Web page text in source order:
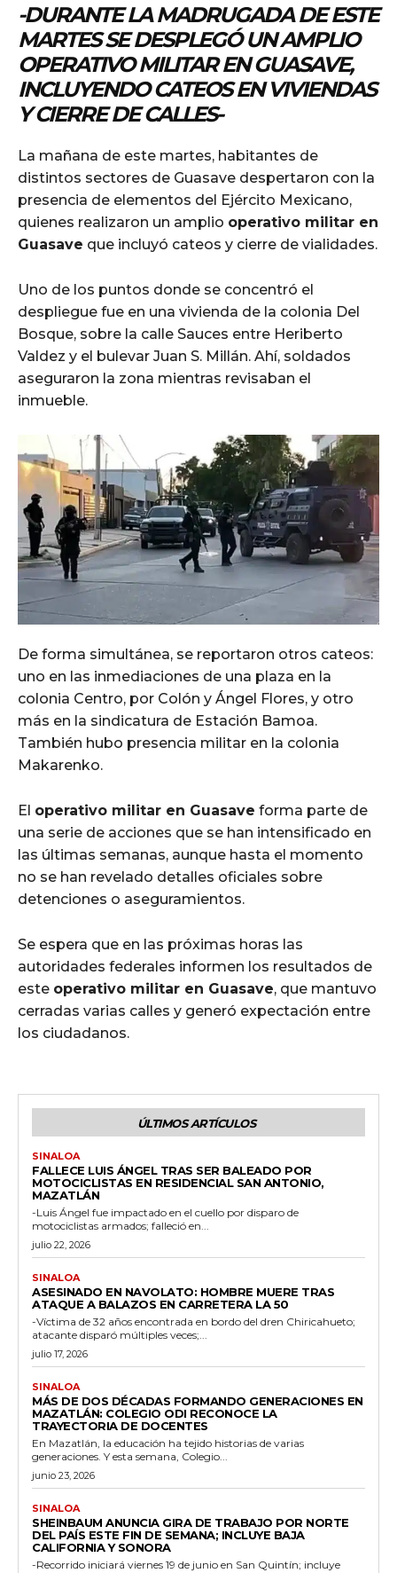
-DURANTE LA MADRUGADA DE ESTE
MARTES SE DESPLEGÓ UN AMPLIO
OPERATIVO MILITAR EN GUASAVE,
INCLUYENDO CATEOS EN VIVIENDAS
Y CIERRE DE CALLES-
La mañana de este martes, habitantes de
distintos sectores de Guasave despertaron con la
presencia de elementos del Ejército Mexicano,
quienes realizaron un amplio operativo militar en
Guasave que incluyó cateos y cierre de vialidades.
Uno de los puntos donde se concentró el
despliegue fue en una vivienda de la colonia Del
Bosque, sobre la calle Sauces entre Heriberto
Valdez y el bulevar Juan S. Millán. Ahí, soldados
aseguraron la zona mientras revisaban el
inmueble.
De forma simultánea, se reportaron otros cateos:
uno en las inmediaciones de una plaza en la
colonia Centro, por Colón y Ángel Flores, y otro
más en la sindicatura de Estación Bamoa.
También hubo presencia militar en la colonia
Makarenko.
El operativo militar en Guasave forma parte de
una serie de acciones que se han intensificado en
las últimas semanas, aunque hasta el momento
no se han revelado detalles oficiales sobre
detenciones o aseguramientos.
Se espera que en las próximas horas las
autoridades federales informen los resultados de
este operativo militar en Guasave, que mantuvo
cerradas varias calles y generó expectación entre
los ciudadanos.
ÚLTIMOS ARTÍCULOS
SINALOA
FALLECE LUIS ÁNGEL TRAS SER BALEADO POR
MOTOCICLISTAS EN RESIDENCIAL SAN ANTONIO,
MAZATLÁN
-Luis Ángel fue impactado en el cuello por disparo de
motociclistas armados; falleció en...
julio 22, 2026
SINALOA
ASESINADO EN NAVOLATO: HOMBRE MUERE TRAS
ATAQUE A BALAZOS EN CARRETERA LA 50
-Víctima de 32 años encontrada en bordo del dren Chiricahueto;
atacante disparó múltiples veces;...
julio 17, 2026
SINALOA
MÁS DE DOS DÉCADAS FORMANDO GENERACIONES EN
MAZATLÁN: COLEGIO ODI RECONOCE LA
TRAYECTORIA DE DOCENTES
En Mazatlán, la educación ha tejido historias de varias
generaciones. Y esta semana, Colegio...
junio 23, 2026
SINALOA
SHEINBAUM ANUNCIA GIRA DE TRABAJO POR NORTE
DEL PAÍS ESTE FIN DE SEMANA; INCLUYE BAJA
CALIFORNIA Y SONORA
-Recorrido iniciará viernes 19 de junio en San Quintín; incluye